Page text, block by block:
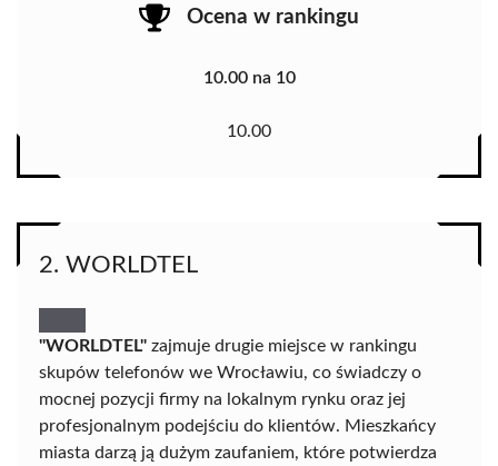
Ocena w rankingu
10.00 na 10
10.00
2. WORLDTEL
"WORLDTEL" zajmuje drugie miejsce w rankingu
skupów telefonów we Wrocławiu, co świadczy o
mocnej pozycji firmy na lokalnym rynku oraz jej
profesjonalnym podejściu do klientów. Mieszkańcy
miasta darzą ją dużym zaufaniem, które potwierdza